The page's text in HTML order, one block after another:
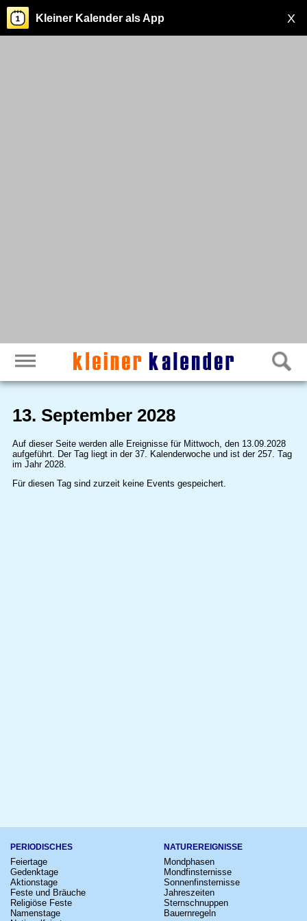
X
Kleiner Kalender als App
13. September 2028
Auf dieser Seite werden alle Ereignisse für Mittwoch, den 13.09.2028
aufgeführt. Der Tag liegt in der 37. Kalenderwoche und ist der 257. Tag
im Jahr 2028.
Für diesen Tag sind zurzeit keine Events gespeichert.
PERIODISCHES
Feiertage
Gedenktage
Aktionstage
Feste und Bräuche
Religiöse Feste
Namenstage
NATUREREIGNISSE
Mondphasen
Mondfinsternisse
Sonnenfinsternisse
Jahreszeiten
Sternschnuppen
Bauernregeln